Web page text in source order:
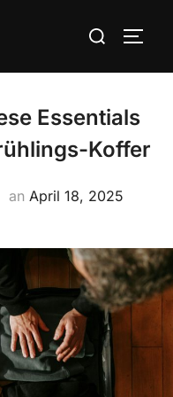
Suchen
Essentials
Koffer
an Veröffentlicht
April 18, 2025